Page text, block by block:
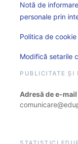
Notă de
personale prin
Politica de cookie
Modifică setarile
PUBLICITATE ȘI
Adresă de e-mail